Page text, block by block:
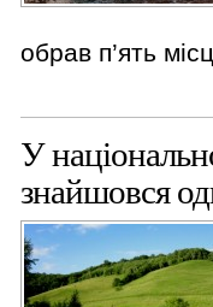
обрав п’ять
У
знайшовся